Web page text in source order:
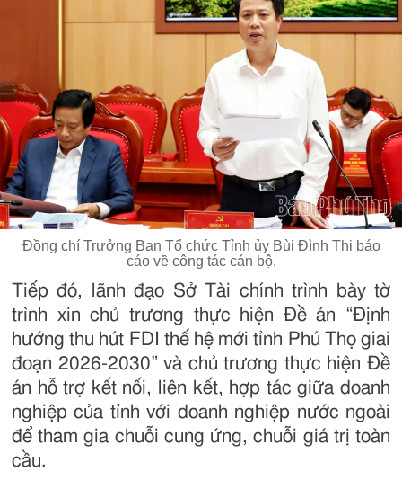
Đồng chí Trưởng Ban Tổ chức Tỉnh ủy Bùi Đình Thi báo
cáo về công tác cán bộ.
Tiếp đó, lãnh đạo Sở Tài chính trình bày tờ
trình xin chủ trương thực hiện Đề án “Định
hướng thu hút FDI thế hệ mới tỉnh Phú Thọ giai
đoạn 2026-2030” và chủ trương thực hiện Đề
án hỗ trợ kết nối, liên kết, hợp tác giữa doanh
nghiệp của tỉnh với doanh nghiệp nước ngoài
để tham gia chuỗi cung ứng, chuỗi giá trị toàn
cầu.